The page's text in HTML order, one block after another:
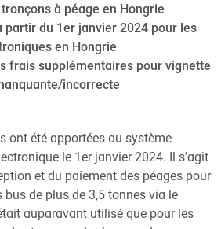
tronçons à péage en Hongrie
partir du 1er janvier 2024 pour les
en Hongrie
frais supplémentaires pour vignette
incorrecte
ont été apportées au système
le 1er janvier 2024. Il s'agit
et du paiement des péages pour
bus de plus de 3,5 tonnes via le
auparavant utilisé que pour les